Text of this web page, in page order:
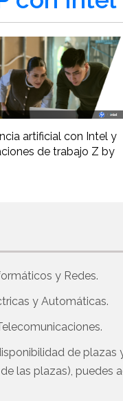
artificial con Intel y
de trabajo Z by
y Redes.
y Automáticas.
de
las plazas), puedes